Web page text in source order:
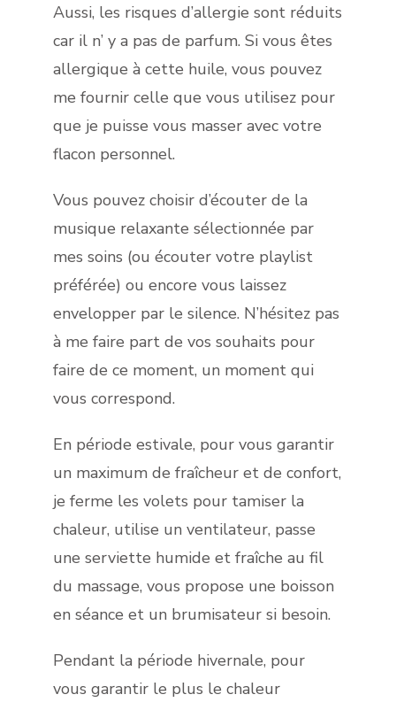
Aussi, les risques d’allergie sont réduits
car il n’ y a pas de parfum. Si vous êtes
allergique à cette huile, vous pouvez
me fournir celle que vous utilisez pour
que je puisse vous masser avec votre
flacon personnel.
Vous pouvez choisir d’écouter de la
musique relaxante sélectionnée par
mes soins (ou écouter votre playlist
préférée) ou encore vous laissez
envelopper par le silence. N’hésitez pas
à me faire part de vos souhaits pour
faire de ce moment, un moment qui
vous correspond.
En période estivale, pour vous garantir
un maximum de fraîcheur et de confort,
je ferme les volets pour tamiser la
chaleur, utilise un ventilateur, passe
une serviette humide et fraîche au fil
du massage, vous propose une boisson
en séance et un brumisateur si besoin.
Pendant la période hivernale, pour
vous garantir le plus le chaleur